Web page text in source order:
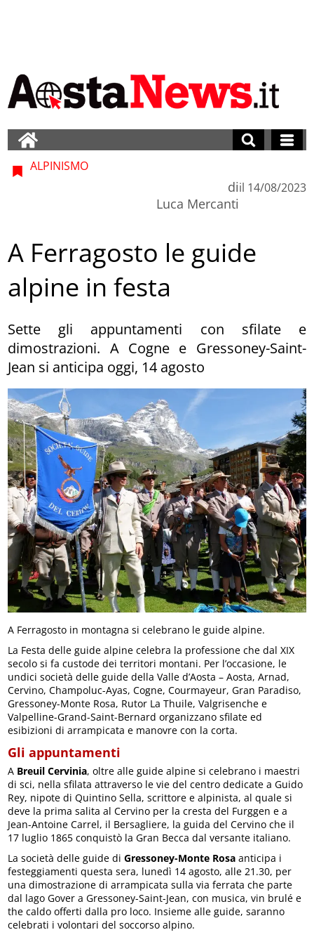
ALPINISMO
di
Luca Mercanti
il 14/08/2023
A Ferragosto le guide
alpine in festa
Sette gli appuntamenti con sfilate e
dimostrazioni. A Cogne e Gressoney-Saint-
Jean si anticipa oggi, 14 agosto
A Ferragosto in montagna si celebrano le guide alpine.
La Festa delle guide alpine celebra la professione che dal XIX
secolo si fa custode dei territori montani. Per l’occasione, le
undici società delle guide della Valle d’Aosta – Aosta, Arnad,
Cervino, Champoluc-Ayas, Cogne, Courmayeur, Gran Paradiso,
Gressoney-Monte Rosa, Rutor La Thuile, Valgrisenche e
Valpelline-Grand-Saint-Bernard organizzano sfilate ed
esibizioni di arrampicata e manovre con la corta.
Gli appuntamenti
A Breuil Cervinia, oltre alle guide alpine si celebrano i maestri
di sci, nella sfilata attraverso le vie del centro dedicate a Guido
Rey, nipote di Quintino Sella, scrittore e alpinista, al quale si
deve la prima salita al Cervino per la cresta del Furggen e a
Jean-Antoine Carrel, il Bersagliere, la guida del Cervino che il
17 luglio 1865 conquistò la Gran Becca dal versante italiano.
La società delle guide diGressoney-Monte Rosa anticipa i
festeggiamenti questa sera, lunedì 14 agosto, alle 21.30, per
una dimostrazione di arrampicata sulla via ferrata che parte
dal lago Gover a Gressoney-Saint-Jean, con musica, vin brulé e
the caldo offerti dalla pro loco. Insieme alle guide, saranno
celebrati i volontari del soccorso alpino.